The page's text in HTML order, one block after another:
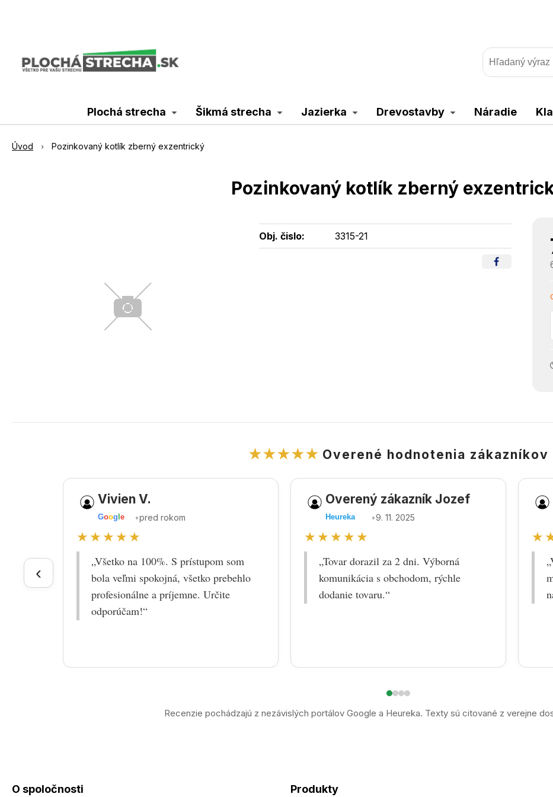
Plochá strecha Šikmá strecha Jazierka Drevostavby Náradie
Úvod Pozinkovaný kotlík zberný exzentrický
Pozinkovaný kotlík zberný
Obj. čislo: 3315-21
★★★★★ Overené hodnotenia zákazníkov
‹
Vivien V.
Goog le •pred rokom
★★★★★
„Všetko na 100%. S prístupom som
bola veľmi spokojná, všetko prebehlo
profesionálne a príjemne. Určite
odporúčam!“
Overený zákazník Jozef
Heureka •9. 11. 2025
★★★★★
„Tovar dorazil za 2 dni. Výborná
komunikácia s obchodom, rýchle
dodanie tovaru.“
Recenzie pochádzajú z nezávislých portálov Google a Heureka. Texty sú citované z verejne
O spoločnosti Produkty